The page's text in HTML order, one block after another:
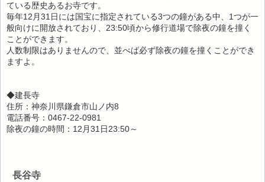
ている歴史あるお寺です。
毎年12月31日には国宝に指定されている3つの鐘がある中、1つが一
般向けに開放されており、23:50頃から修行道場で除夜の鐘を撞く
ことができます。
人数制限はありませんので、並べば必ず除夜の鐘を撞くことができ
ますよ。
◆建長寺
住所：神奈川県鎌倉市山ノ内8
電話番号：0467-22-0981
除夜の鐘の時間：12月31日23:50～
長谷寺